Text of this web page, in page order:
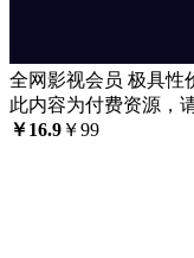
全网影视会员 极具性
此内容为付费资源，
￥16.9 ￥99